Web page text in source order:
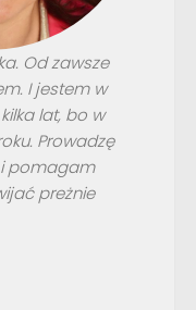
Od zawsze
I jestem w
lat, bo w
Prowadzę
pomagam
preżnie